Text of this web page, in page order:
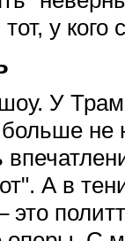
у кого
У
А в
это